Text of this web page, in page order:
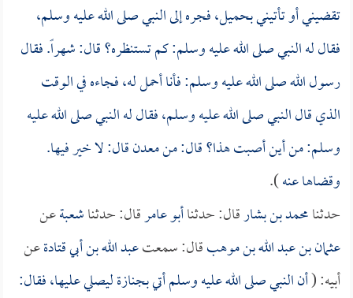
تقضيني أو تأتيني بحميل، فجره إلى النبي صلى الله عليه وسلم،
فقال له النبي صلى الله عليه وسلم: كم تستنظره؟ قال: شهراً. فقال
رسول الله صلى الله عليه وسلم: فأنا أحمل له، فجاءه في الوقت
الذي قال النبي صلى الله عليه وسلم، فقال له النبي صلى الله عليه
وسلم: من أين أصبت هذا؟ قال: من معدن قال: لا خير فيها.
وقضاها عنه).
حدثنامحمد بن بشارقال: حدثناأبو عامرقال: حدثناشعبةعن
عثمان بن عبد الله بن موهبقال: سمعتعبد الله بن أبي قتادةعن
أبيه: (أن النبي صلى الله عليه وسلم أتي بجنازة ليصلي عليها، فقال: